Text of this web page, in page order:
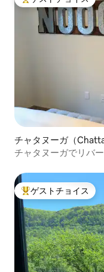
大好評のゲストチョ
チャタヌーガ（
アム
チャタヌーガでリバ
大好評のゲストチョイ
ゲストチョイス